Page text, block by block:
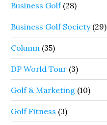
Business Golf(28)
Business Golf Society(29)
Column (35)
DP World Tour (3)
Golf & Marketing (10)
Golf Fitness (3)